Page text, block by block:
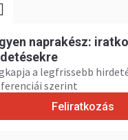
naprakész:
a legfrissebb
szerint
Feliratkozás